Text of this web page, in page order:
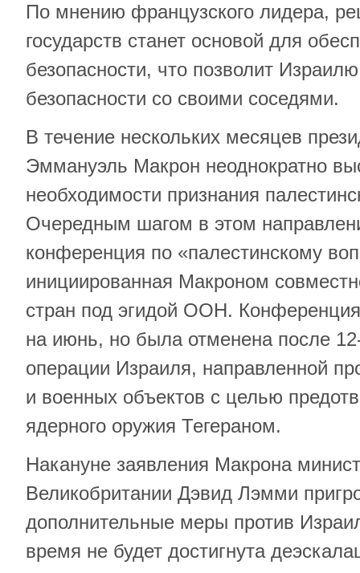
По мнению французского лидера,
государств станет основой для
безопасности, что позволит
безопасности со своими соседями.
В течение нескольких месяцев
Эммануэль Макрон неоднократно
необходимости признания
Очередным шагом в этом
конференция по «палестинскому
инициированная Макроном
стран под эгидой ООН.
на июнь, но была отменена после
операции Израиля, направленной
и военных объектов с целью
ядерного оружия Тегераном.
Накануне заявления Макрона
Великобритании Дэвид Лэмми
дополнительные меры против
время не будет достигнута